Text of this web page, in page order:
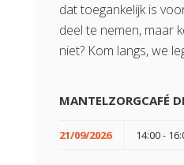
dat toegankelijk is
deel te nemen, maar
niet? Kom langs, we
MANTELZORGCAFÉ
21/09/2026 14:00 -